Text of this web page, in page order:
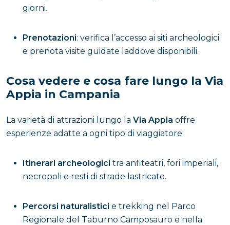
giorni.
Prenotazioni: verifica l’accesso ai siti archeologici
e prenota visite guidate laddove disponibili.
Cosa vedere e cosa fare lungo la Via
Appia in Campania
La varietà di attrazioni lungo la Via Appia offre
esperienze adatte a ogni tipo di viaggiatore:
Itinerari archeologici tra anfiteatri, fori imperiali,
necropoli e resti di strade lastricate.
Percorsi naturalistici e trekking nel Parco
Regionale del Taburno Camposauro e nella